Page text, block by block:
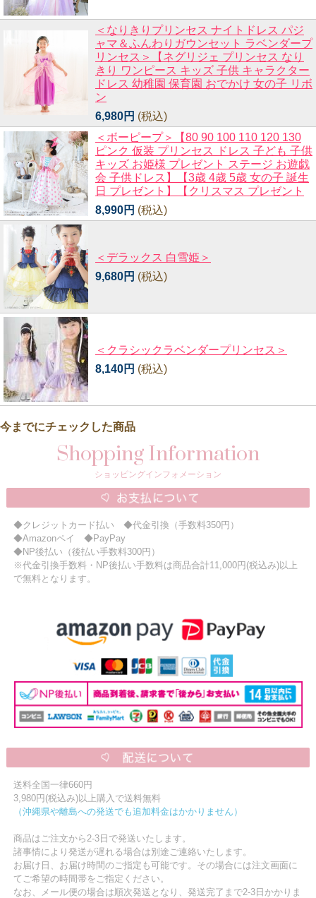
＜なりきりプリンセス ナイトドレス パジ
ャマ＆ふんわりガウンセット ラベンダープ
リンセス＞【ネグリジェ プリンセス なり
きり ワンピース キッズ 子供 キャラクター
ドレス 幼稚園 保育園 おでかけ 女の子 リボ
ン
6,980円 (税込)
＜ボーピープ＞【80 90 100 110 120 130
ピンク 仮装 プリンセス ドレス 子ども 子供
キッズ お姫様 プレゼント ステージ お遊戯
会 子供ドレス】【3歳 4歳 5歳 女の子 誕生
日 プレゼント】【クリスマス プレゼント
8,990円 (税込)
＜デラックス 白雪姫＞
9,680円 (税込)
＜クラシックラベンダープリンセス＞
8,140円 (税込)
今までにチェックした商品
Shopping Information
ショッピングインフォメーション
◆クレジットカード払い ◆代金引換（手数料350円）
◆Amazonペイ ◆PayPay
◆NP後払い（後払い手数料300円）
※代金引換手数料・NP後払い手数料は商品合計11,000円(税込み)以上
で無料となります。
送料全国一律660円
3,980円(税込み)以上購入で送料無料
（沖縄県や離島への発送でも追加料金はかかりません）
商品はご注文から2-3日で発送いたします。
諸事情により発送が遅れる場合は別途ご連絡いたします。
お届け日、お届け時間のご指定も可能です。その場合には注文画面に
てご希望の時間帯をご指定ください。
なお、メール便の場合は順次発送となり、発送完了まで2-3日かかりま